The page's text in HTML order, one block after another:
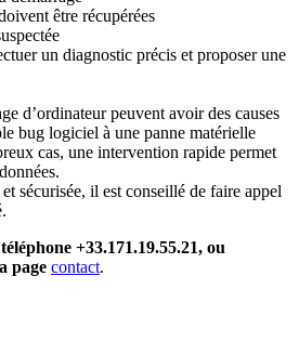
être récupérées
un diagnostic précis et proposer une
d’ordinateur peuvent avoir des causes
bug logiciel à une panne matérielle
cas, une intervention rapide permet
sécurisée, il est conseillé de faire appel
+33.171.19.55.21, ou
page contact.